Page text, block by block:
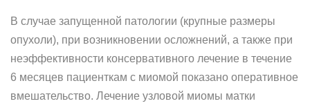
В случае запущенной патологии (крупные размеры
опухоли), при возникновении осложнений, а также при
неэффективности консервативного лечение в течение
6 месяцев пациенткам с миомой показано оперативное
вмешательство. Лечение узловой миомы матки